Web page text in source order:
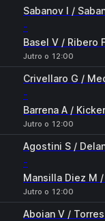
Sabanov I /
-
Basel V / Ribero
Jutro o 12:00
Crivellaro G /
-
Barrena A /
Jutro o 12:00
Agostini S /
-
Mansilla Diez M
Jutro o 12:00
Aboian V /